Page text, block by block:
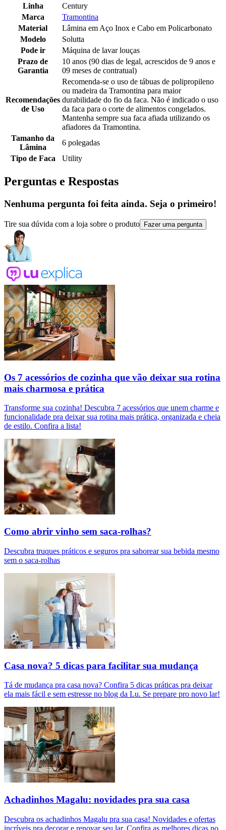
Linha
Century
Marca
Tramontina
Material
Lâmina em Aço Inox e Cabo em Policarbonato
Modelo
Solutta
Pode ir
Máquina de lavar louças
Prazo de
Garantia
10 anos (90 dias de legal, acrescidos de 9 anos e
09 meses de contratual)
Recomendações
de Uso
Recomenda-se o uso de tábuas de polipropileno
ou madeira da Tramontina para maior
durabilidade do fio da faca. Não é indicado o uso
da faca para o corte de alimentos congelados.
Mantenha sempre sua faca afiada utilizando os
afiadores da Tramontina.
Tamanho da
Lâmina
6 polegadas
Tipo de Faca
Utility
Perguntas e Respostas
Nenhuma pergunta foi feita ainda. Seja o primeiro!
Tire sua dúvida com a loja sobre o produto Fazer uma pergunta
Os 7 acessórios de cozinha que vão deixar sua rotina
mais charmosa e prática
Transforme sua cozinha! Descubra 7 acessórios que unem charme e
funcionalidade pra deixar sua rotina mais prática, organizada e cheia
de estilo. Confira a lista!
Como abrir vinho sem saca-rolhas?
Descubra truques práticos e seguros pra saborear sua bebida mesmo
sem o saca-rolhas
Casa nova? 5 dicas para facilitar sua mudança
Tá de mudança pra casa nova? Confira 5 dicas práticas pra deixar
ela mais fácil e sem estresse no blog da Lu. Se prepare pro novo lar!
Achadinhos Magalu: novidades pra sua casa
Descubra os achadinhos Magalu pra sua casa! Novidades e ofertas
incríveis pra decorar e renovar seu lar. Confira as melhores dicas no